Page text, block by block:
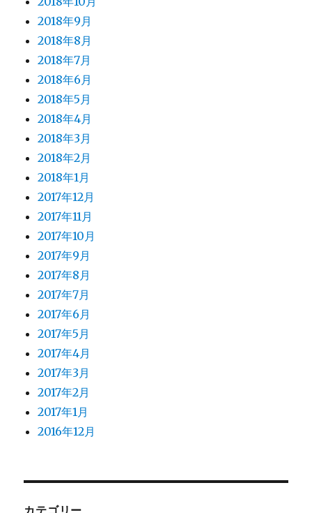
2018年9月
2018年8月
2018年7月
2018年6月
2018年5月
2018年4月
2018年3月
2018年2月
2018年1月
2017年12月
2017年11月
2017年10月
2017年9月
2017年8月
2017年7月
2017年6月
2017年5月
2017年4月
2017年3月
2017年2月
2017年1月
2016年12月